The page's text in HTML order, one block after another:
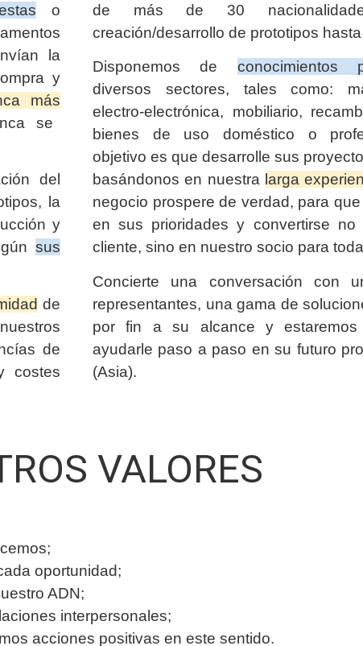
o
la
y
más
se
del
la
y
sus
de
de
costes
de más de 30
creación/desarrollo de prototipos
Disponemos de conocimientos
diversos sectores, tales como:
electro-electrónica, mobiliario,
bienes de uso doméstico o
objetivo es que desarrolle sus
basándonos en nuestra larga
negocio prospere de verdad, para
en sus prioridades y convertirse no
cliente, sino en nuestro socio para
Concierte una conversación con
representantes, una gama de
por fin a su alcance y estaremos
ayudarle paso a paso en su futuro
(Asia).
VALORES
oportunidad;
ADN;
interpersonales;
acciones positivas en este sentido.